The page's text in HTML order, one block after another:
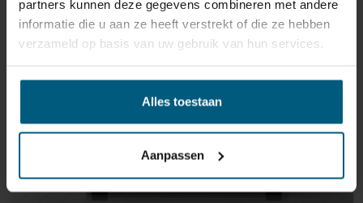
partners kunnen deze gegevens combineren met andere
informatie die u aan ze heeft verstrekt of die ze hebben
verzameld op basis van uw gebruik van hun services.
Alles toestaan
Aanpassen